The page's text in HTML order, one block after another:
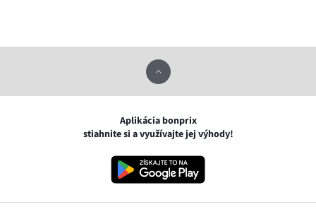
Aplikácia bonprix
stiahnite si a využívajte jej výhody!